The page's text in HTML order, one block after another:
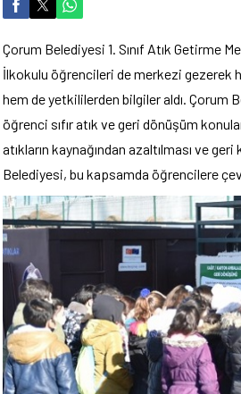
Çorum Belediyesi 1. Sınıf Atık Getirme
İlkokulu öğrencileri de merkezi gezerek
hem de yetkililerden bilgiler aldı. Çorum
öğrenci sıfır atık ve geri dönüşüm
atıkların kaynağından azaltılması ve
Belediyesi, bu kapsamda öğrencilere